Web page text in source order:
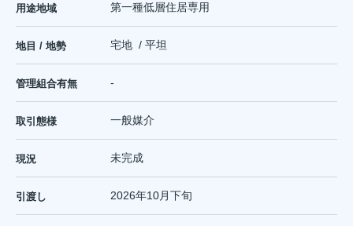
用途地域 第一種低層住居専用
地目 / 地勢 宅地 / 平坦
管理組合有無 -
取引態様 一般媒介
現況 未完成
引渡し 2026年10月下旬